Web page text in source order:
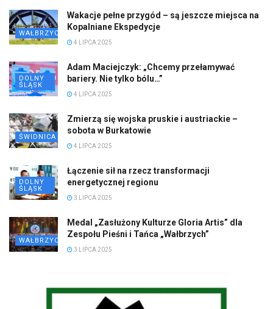
WAŁBRZYCH
Wakacje pełne przygód – są jeszcze miejsca na
Kopalniane Ekspedycje
4 LIPCA 2025
DOLNY
ŚLĄSK
Adam Maciejczyk: „Chcemy przełamywać
bariery. Nie tylko bólu…”
4 LIPCA 2025
ŚWIDNICA
Zmierzą się wojska pruskie i austriackie –
sobota w Burkatowie
4 LIPCA 2025
DOLNY
ŚLĄSK
Łączenie sił na rzecz transformacji
energetycznej regionu
3 LIPCA 2025
WAŁBRZYCH
Medal „Zasłużony Kulturze Gloria Artis” dla
Zespołu Pieśni i Tańca „Wałbrzych”
3 LIPCA 2025